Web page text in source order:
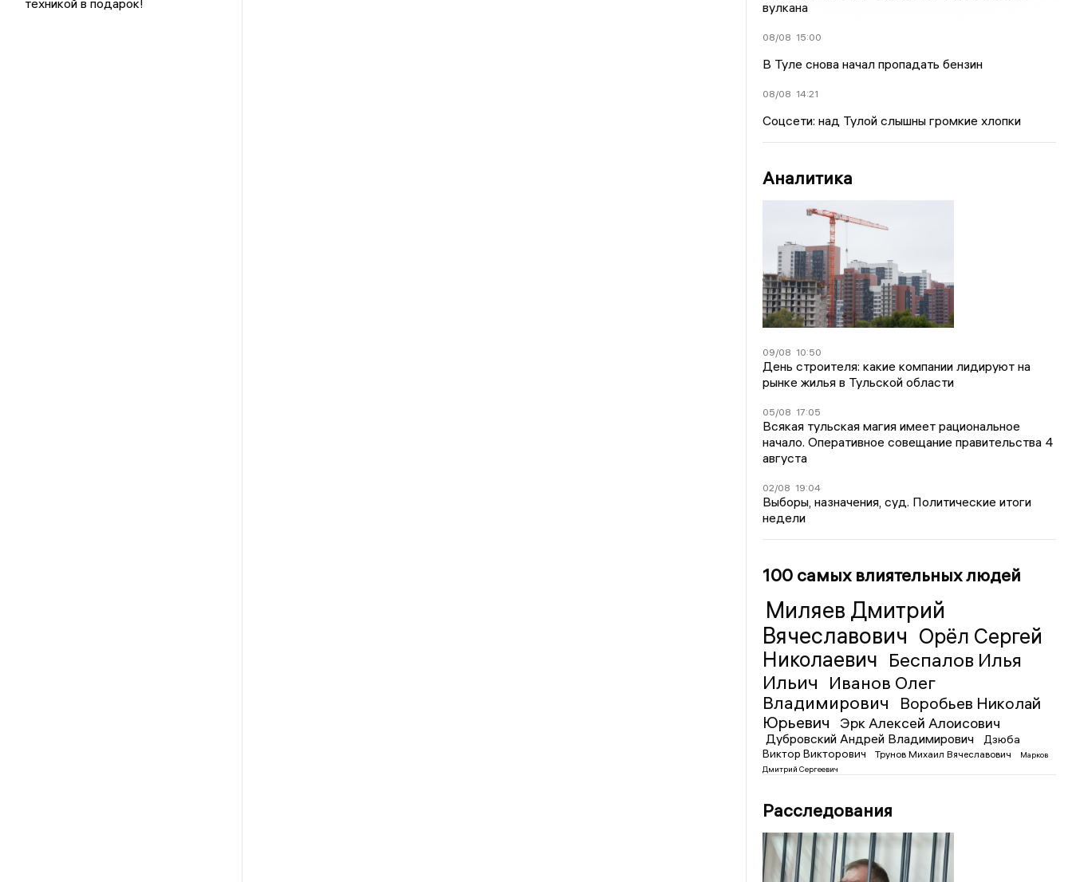
техникой в подарок!
вулкана
08/08 15:00
В Туле снова начал пропадать бензин
08/08 14:21
Соцсети: над Тулой слышны громкие хлопки
Аналитика
09/08 10:50
День строителя: какие компании лидируют на
рынке жилья в Тульской области
05/08 17:05
Всякая тульская магия имеет рациональное
начало. Оперативное совещание правительства 4
августа
02/08 19:04
Выборы, назначения, суд. Политические итоги
недели
100 самых влиятельных людей
Миляев Дмитрий
Вячеславович Орёл Сергей
Николаевич Беспалов Илья
Ильич
Иванов Олег
Владимирович
Воробьев Николай
Юрьевич
Эрк Алексей Алоисович
Дубровский Андрей Владимирович
Дзюба
Виктор Викторович
Трунов Михаил Вячеславович
Марков
Дмитрий Сергеевич
Расследования